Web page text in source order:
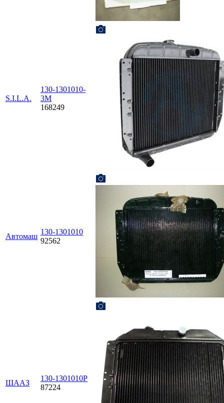
S.I.L.A.
130-1301010-
3М
168249
Автомаш
130-1301010
92562
ШААЗ
130-1301010Р
87224